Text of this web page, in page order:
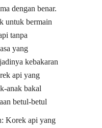
dengan benar.
untuk bermain
tanpa
yang
kebakaran
api yang
anak bakal
betul-betul
Korek api yang